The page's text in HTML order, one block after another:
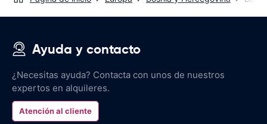
Ayuda y contacto
¿Necesitas ayuda? Contacta con unos de nuestros
expertos en alquileres.
Atención al cliente